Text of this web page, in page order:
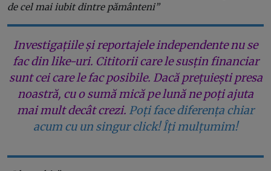
de cel mai iubit dintre pământeni”
Investigațiile și reportajele independente nu se
fac din like-uri. Cititorii care le susțin financiar
sunt cei care le fac posibile. Dacă prețuiești presa
noastră, cu o sumă mică pe lună ne poți ajuta
mai mult decât crezi. Poți face diferența chiar
acum cu un singur click! Îți mulțumim!